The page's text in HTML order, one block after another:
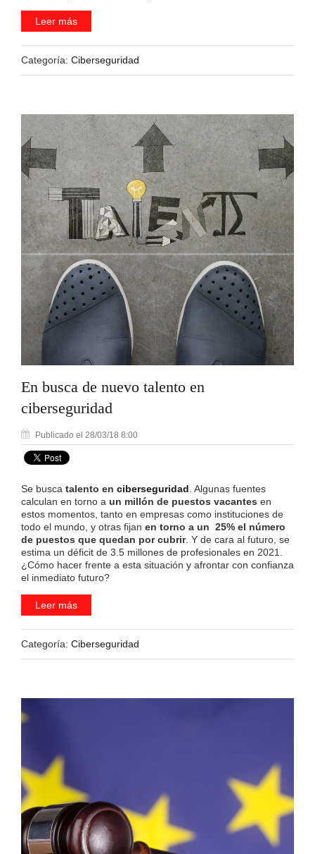
Leer más
Categoría: Ciberseguridad
En busca de nuevo talento en
ciberseguridad
Publicado el 28/03/18 8:00
Se busca talento en ciberseguridad . Algunas fuentes
calculan en torno a un millón de puestos vacantes en
estos momentos, tanto en empresas como instituciones de
todo el mundo, y otras fijan en torno a un 25% el número
de puestos que quedan por cubrir. Y de cara al futuro, se
estima un déficit de 3.5 millones de profesionales en 2021.
¿Cómo hacer frente a esta situación y afrontar con confianza
el inmediato futuro?
Leer más
Categoría: Ciberseguridad